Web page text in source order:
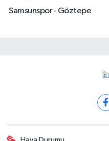
Samsunspor - Göztepe